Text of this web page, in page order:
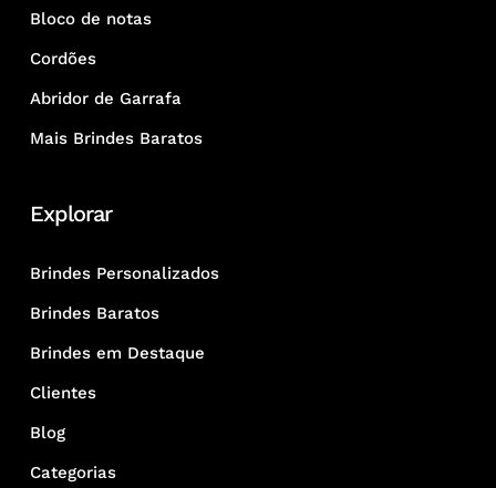
Bloco de notas
Cordões
Abridor de Garrafa
Mais Brindes Baratos
Explorar
Brindes Personalizados
Brindes Baratos
Brindes em Destaque
Clientes
Blog
Categorias